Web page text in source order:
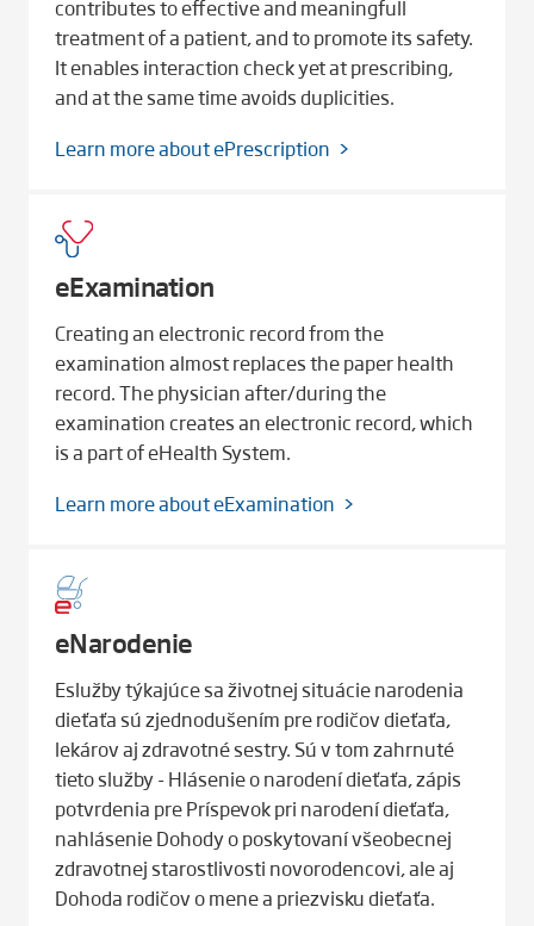
contributes to effective and meaningfull
treatment of a patient, and to promote its safety.
It enables interaction check yet at prescribing,
and at the same time avoids duplicities.
Learn more about ePrescription
eExamination
Creating an electronic record from the
examination almost replaces the paper health
record. The physician after/during the
examination creates an electronic record, which
is a part of eHealth System.
Learn more about eExamination
eNarodenie
Eslužby týkajúce sa životnej situácie narodenia
dieťaťa sú zjednodušením pre rodičov dieťaťa,
lekárov aj zdravotné sestry. Sú v tom zahrnuté
tieto služby - Hlásenie o narodení dieťaťa, zápis
potvrdenia pre Príspevok pri narodení dieťaťa,
nahlásenie Dohody o poskytovaní všeobecnej
zdravotnej starostlivosti novorodencovi, ale aj
Dohoda rodičov o mene a priezvisku dieťaťa.